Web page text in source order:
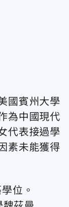
國賓州大學
為中國現代
代表接過學
素未能獲得